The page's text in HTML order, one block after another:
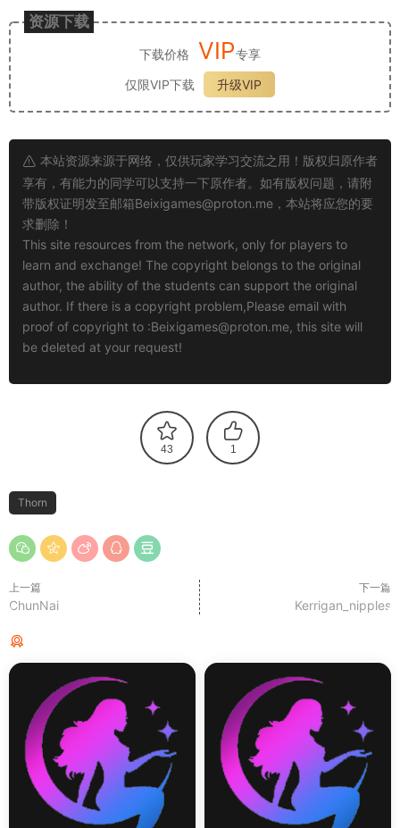
资源下载
下载价格 VIP专享
仅限VIP下载
升级VIP
本站资源来源于网络，仅供玩家学习交流之用！版权归原作者
享有，有能力的同学可以支持一下原作者。如有版权问题，请附
带版权证明发至邮箱Beixigames@proton.me ，本站将应您的要
求删除！
This site resources from the network, only for players to
learn and exchange! The copyright belongs to the original
author, the ability of the students can support the original
author. If there is a copyright problem,Please email with
proof of copyright to :Beixigames@proton.me, this site will
be deleted at your request!
43 1
Thorn
上一篇
ChunNai
下一篇
Kerrigan_nipples